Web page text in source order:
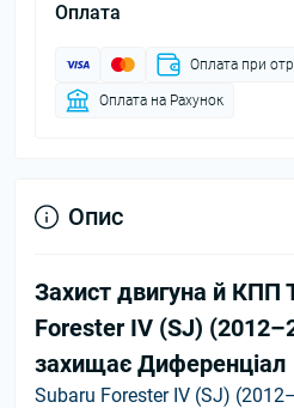
Оплата
Оплата при
Оплата на Рахунок
Опис
Захист двигуна й КПП
Forester IV (SJ)
захищає Диференціал
Subaru Forester IV (SJ)